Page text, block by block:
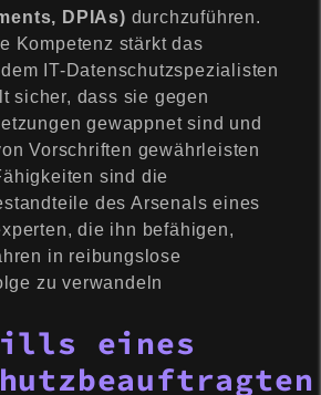
DPIAs) durchzuführen.
Kompetenz stärkt das
IT-Datenschutzspezialisten
sicher, dass sie gegen
gewappnet sind und
Vorschriften gewährleisten
sind die
des Arsenals eines
die ihn befähigen,
in reibungslose
zu verwandeln
eines